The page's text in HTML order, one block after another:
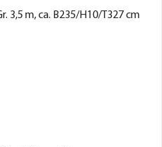
3,5 m, ca. B235/H10/T327 cm